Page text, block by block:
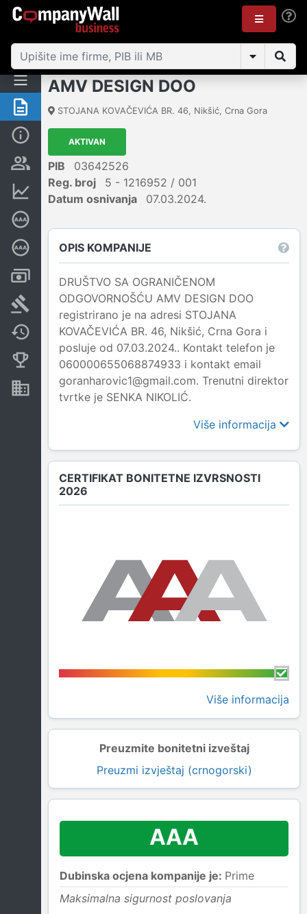
Sažetak
Osobe i vlasništvo
Finansijski podaci
Dubinska bonitetna ocjena
Računi i blokade
Arhiva sudskih objava
Promjene
Konkurentne kompanije
Nekretnine i imovina
AMV DESIGN DOO
STOJANA KOVAČEVIĆA BR. 46, Nikšić, Crna Gora
AKTIVAN
PIB
03642526
Reg. broj
5 - 1216952 / 001
Datum osnivanja
07.03.2024.
OPIS KOMPANIJE
DRUŠTVO SA OGRANIČENOM
ODGOVORNOŠĆU AMV DESIGN DOO
registrirano je na adresi STOJANA
KOVAČEVIĆA BR. 46, Nikšić, Crna Gora i
posluje od 07.03.2024.. Kontakt telefon je
060000655068874933 i kontakt email
goranharovic1@gmail.com. Trenutni direktor
tvrtke je SENKA NIKOLIĆ.
Više informacija
CERTIFIKAT BONITETNE IZVRSNOSTI
2026
Više informacija
Preuzmite bonitetni izveštaj
Preuzmi izvještaj (crnogorski)
AAA
Dubinska ocjena kompanije je: Prime
Maksimalna sigurnost poslovanja